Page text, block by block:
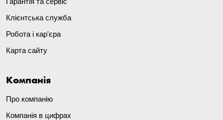
Клієнтська служба
Робота і кар'єра
Карта сайту
Компанія
Про компанію
Компанія в цифрах